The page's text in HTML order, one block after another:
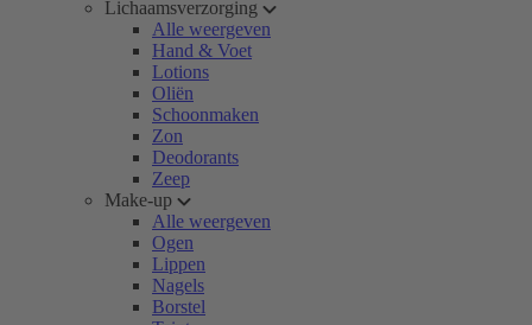
Lichaamsverzorging
Alle weergeven
Hand & Voet
Lotions
Oliën
Schoonmaken
Zon
Deodorants
Zeep
Make-up
Alle weergeven
Ogen
Lippen
Nagels
Borstel